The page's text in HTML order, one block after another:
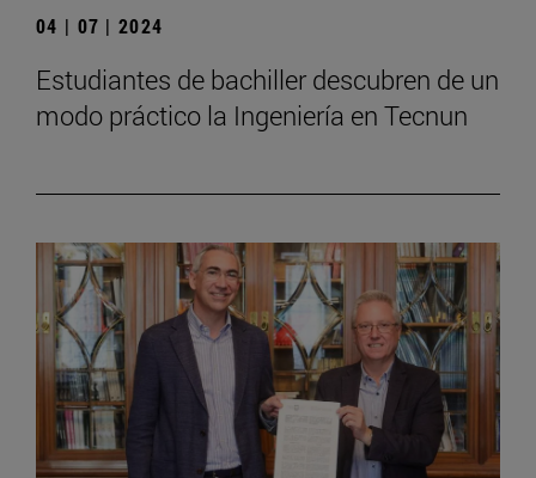
04 | 07 | 2024
Estudiantes de bachiller descubren de un
modo práctico la Ingeniería en Tecnun